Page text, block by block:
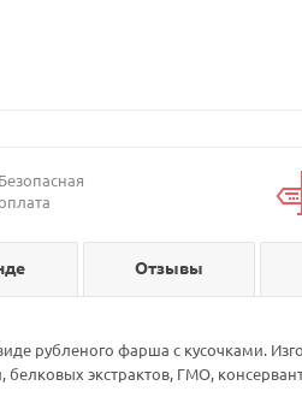
Безопасная
Отзывы
рубленого фарша с кусочками.
экстрактов, ГМО,